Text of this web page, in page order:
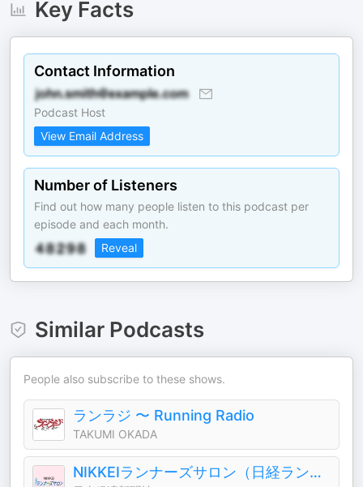
Key Facts
Contact Information
Podcast Host
View Email Address
Number of Listeners
Find out how many people listen to this podcast per
episode and each month.
Reveal
Similar Podcasts
People also subscribe to these shows.
ランラジ 〜 Running Radio
TAKUMI OKADA
NIKKEIランナーズサロン（日経ランナーズサロン）